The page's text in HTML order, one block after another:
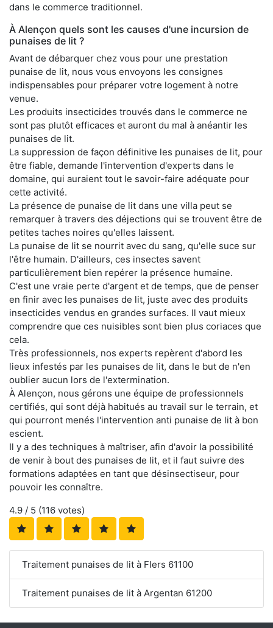
dans le commerce traditionnel.
À Alençon quels sont les causes d'une incursion de
punaises de lit ?
Avant de débarquer chez vous pour une prestation
punaise de lit, nous vous envoyons les consignes
indispensables pour préparer votre logement à notre
venue.
Les produits insecticides trouvés dans le commerce ne
sont pas plutôt efficaces et auront du mal à anéantir les
punaises de lit.
La suppression de façon définitive les punaises de lit, pour
être fiable, demande l'intervention d'experts dans le
domaine, qui auraient tout le savoir-faire adéquate pour
cette activité.
La présence de punaise de lit dans une villa peut se
remarquer à travers des déjections qui se trouvent être de
petites taches noires qu'elles laissent.
La punaise de lit se nourrit avec du sang, qu'elle suce sur
l'être humain. D'ailleurs, ces insectes savent
particulièrement bien repérer la présence humaine.
C'est une vraie perte d'argent et de temps, que de penser
en finir avec les punaises de lit, juste avec des produits
insecticides vendus en grandes surfaces. Il vaut mieux
comprendre que ces nuisibles sont bien plus coriaces que
cela.
Très professionnels, nos experts repèrent d'abord les
lieux infestés par les punaises de lit, dans le but de n'en
oublier aucun lors de l'extermination.
À Alençon, nous gérons une équipe de professionnels
certifiés, qui sont déjà habitués au travail sur le terrain, et
qui pourront menés l'intervention anti punaise de lit à bon
escient.
Il y a des techniques à maîtriser, afin d'avoir la possibilité
de venir à bout des punaises de lit, et il faut suivre des
formations adaptées en tant que désinsectiseur, pour
pouvoir les connaître.
4.9 / 5 (116 votes)
Traitement punaises de lit à Flers 61100
Traitement punaises de lit à Argentan 61200